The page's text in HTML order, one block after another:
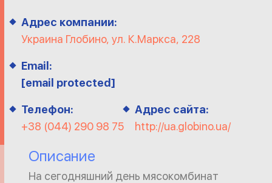
Адрес компании:
Украина Глобино, ул. К.Маркса, 228
Email:
[email protected]
Телефон:
+38 (044) 290 98 75
Адрес сайта:
http://ua.globino.ua/
Описание
На сегодняшний день мясокомбинат